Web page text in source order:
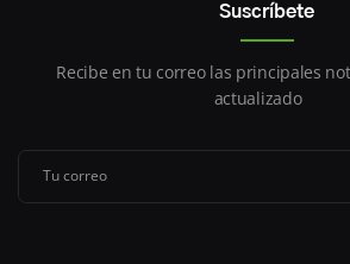
Suscríbete
Recibe en tu correo las principales
actualizado